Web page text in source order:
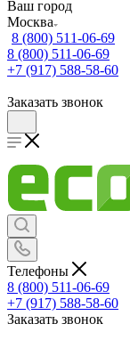
Ваш город
Москва
8 (800) 511-06-69
8 (800) 511-06-69
+7 (917) 588-58-60
Заказать звонок
Телефоны
8 (800) 511-06-69
+7 (917) 588-58-60
Заказать звонок